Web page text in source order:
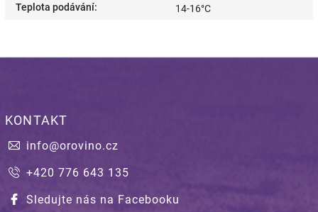
Teplota podávání: 14-16°C
KONTAKT
info@orovino.cz
+420 776 643 135
Sledujte nás na Facebooku